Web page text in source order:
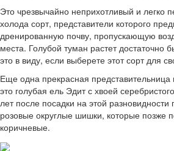
Это чрезвычайно неприхотливый и легко
холода сорт, представители которого
дренированную почву, пропускающую
места. Голубой туман растет достаточно
это в виду, если выберете этот сорт для
Еще одна прекрасная
это голубая ель Эдит с хвоей
лет после посадки на этой разновидности
розовые округлые шишки, которые позже
коричневые.